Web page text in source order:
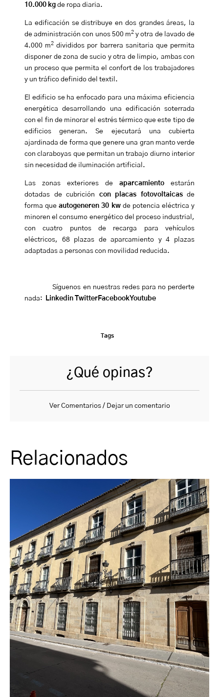
10.000 kg de ropa diaria.
La edificación se distribuye en dos grandes áreas, la
de administración con unos 500 m2 y otra de lavado de
4.000 m2 divididos por barrera sanitaria que permita
disponer de zona de sucio y otra de limpio, ambas con
un proceso que permita el confort de los trabajadores
y un tráfico definido del textil.
El edificio se ha enfocado para una máxima eficiencia
energética desarrollando una edificación soterrada
con el fin de minorar el estrés térmico que este tipo de
edificios generan. Se ejecutará una cubierta
ajardinada de forma que genere una gran manto verde
con claraboyas que permitan un trabajo diurno interior
sin necesidad de iluminación artificial.
Las zonas exteriores de aparcamiento estarán
dotadas de cubrición con placas fotovoltaicasde
forma queautogeneren 30 kwde potencia eléctrica y
minoren el consumo energético del proceso industrial,
con cuatro puntos de recarga para vehículos
eléctricos, 68 plazas de aparcamiento y 4 plazas
adaptadas a personas con movilidad reducida.
Síguenos en nuestras redes para no perderte
nada:
Linkedin Twitter FacebookYoutube
Tags
¿Qué opinas?
Ver Comentarios / Dejar un comentario
Relacionados